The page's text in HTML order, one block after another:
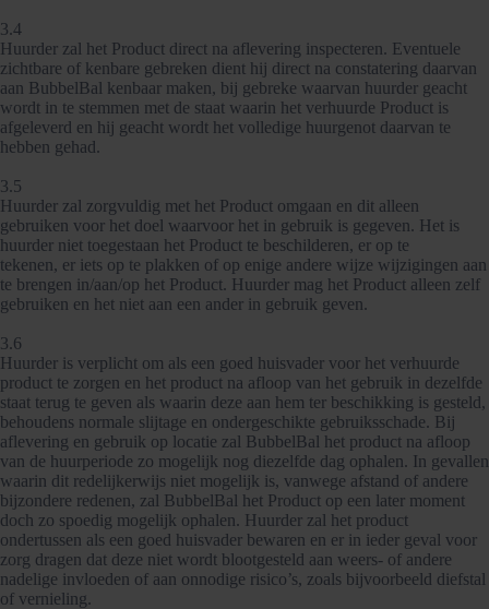
3.4
Huurder zal het Product direct na aflevering inspecteren. Eventuele
zichtbare of kenbare gebreken dient hij direct na constatering daarvan
aan BubbelBal kenbaar maken, bij gebreke waarvan huurder geacht
wordt in te stemmen met de staat waarin het verhuurde Product is
afgeleverd en hij geacht wordt het volledige huurgenot daarvan te
hebben gehad.
3.5
Huurder zal zorgvuldig met het Product omgaan en dit alleen
gebruiken voor het doel waarvoor het in gebruik is gegeven. Het is
huurder niet toegestaan het Product te beschilderen, er op te
tekenen, er iets op te plakken of op enige andere wijze wijzigingen aan
te brengen in/aan/op het Product. Huurder mag het Product alleen zelf
gebruiken en het niet aan een ander in gebruik geven.
3.6
Huurder is verplicht om als een goed huisvader voor het verhuurde
product te zorgen en het product na afloop van het gebruik in dezelfde
staat terug te geven als waarin deze aan hem ter beschikking is gesteld,
behoudens normale slijtage en ondergeschikte gebruiksschade. Bij
aflevering en gebruik op locatie zal BubbelBal het product na afloop
van de huurperiode zo mogelijk nog diezelfde dag ophalen. In gevallen
waarin dit redelijkerwijs niet mogelijk is, vanwege afstand of andere
bijzondere redenen, zal BubbelBal het Product op een later moment
doch zo spoedig mogelijk ophalen. Huurder zal het product
ondertussen als een goed huisvader bewaren en er in ieder geval voor
zorg dragen dat deze niet wordt blootgesteld aan weers- of andere
nadelige invloeden of aan onnodige risico’s, zoals bijvoorbeeld diefstal
of vernieling.